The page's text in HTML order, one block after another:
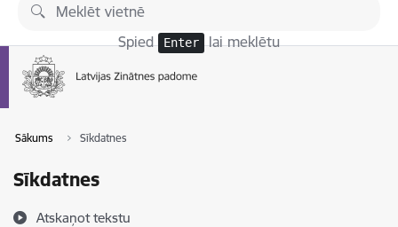
Pāriet uz lapas saturu
Spied Enter lai meklētu
Sākums Sīkdatnes
Sīkdatnes
Atskaņot tekstu